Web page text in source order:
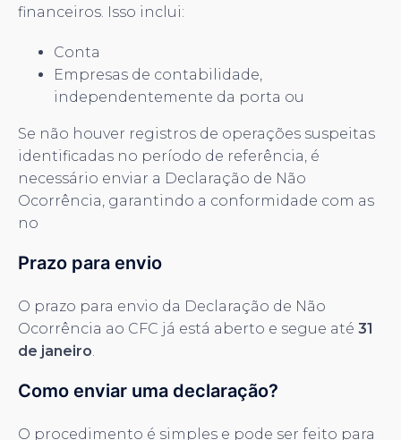
financeiros. Isso inclui:
Conta
Empresas de contabilidade,
independentemente da porta ou
Se não houver registros de operações suspeitas
identificadas no período de referência, é
necessário enviar a Declaração de Não
Ocorrência, garantindo a conformidade com as
no
Prazo para envio
O prazo para envio da Declaração de Não
Ocorrência ao CFC já está aberto e segue até 31
de janeiro.
Como enviar uma declaração?
O procedimento é simples e pode ser feito para